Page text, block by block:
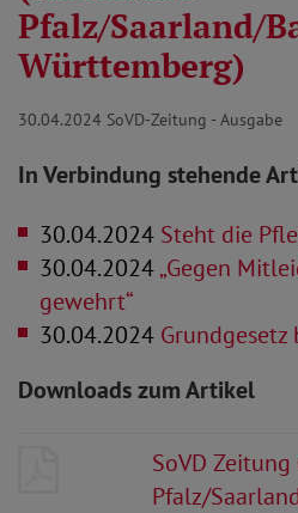
Pfalz/Saarland/
Württemberg)
30.04.2024 SoVD-Zeitung - Ausgabe
In Verbindung stehende
30.04.2024 Steht die
30.04.2024„Gegen
gewehrt“
30.04.2024 Grundgesetz
Downloads zum Artikel
SoVD
Pfalz/